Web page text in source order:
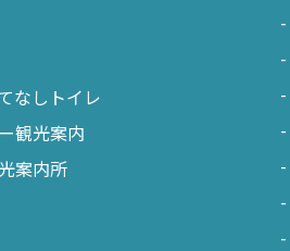
なしトイレ
観光案内
案内所